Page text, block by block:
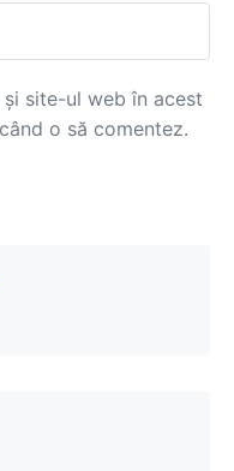
și site-ul web în acest
o să comentez.